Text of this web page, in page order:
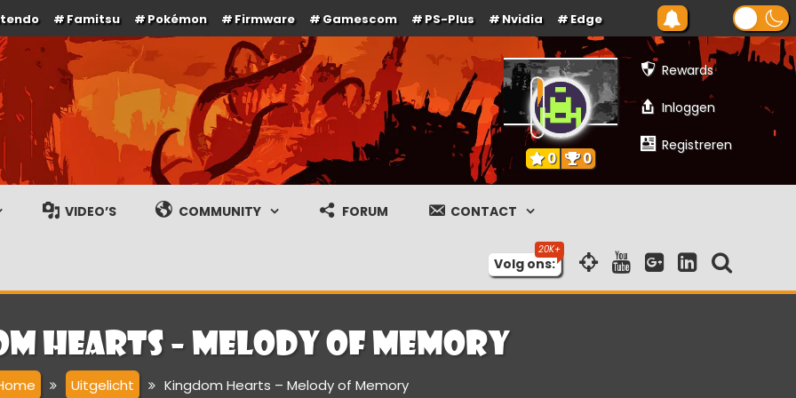
Famitsu Pokémon Firmware Gamescom PS-Plus Nvidia Edge
gameplay streams
Rewards
Inloggen
Registreren
0 0
VIDEO’S COMMUNITY FORUM CONTACT
Volg ons:
Hearts – Melody of Memory
Uitgelicht Kingdom Hearts – Melody of Memory